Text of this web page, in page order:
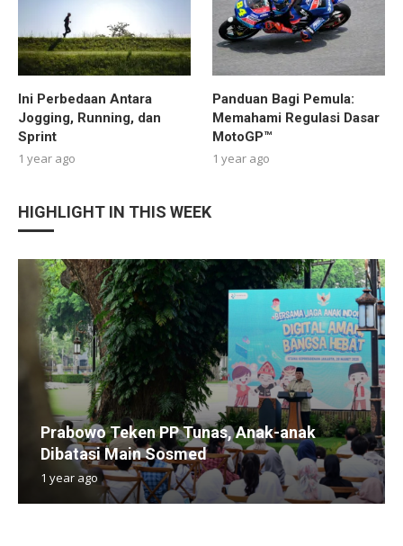
Ini Perbedaan Antara
Jogging, Running, dan
Sprint
1 year ago
Panduan Bagi Pemula:
Memahami Regulasi Dasar
MotoGP™
1 year ago
HIGHLIGHT IN THIS WEEK
Prabowo Teken PP Tunas, Anak-anak
Dibatasi Main Sosmed
1 year ago